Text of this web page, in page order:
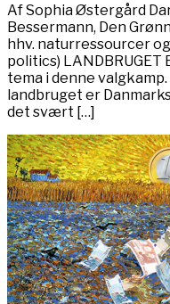
Af Sophia Østergård
Bessermann, Den
hhv. naturressourcer
politics)
tema i denne
landbruget er
det svært […]